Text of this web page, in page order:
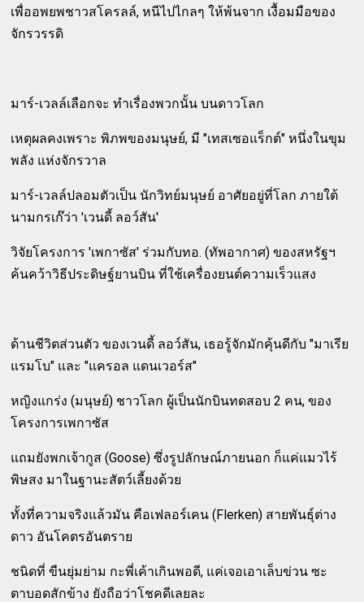
เพื่ออพยพชาวสโครลล์, หนีไปไกลๆ ให้พ้นจาก เงื้อมมือของ
จักรวรรดิ
มาร์-เวลล์เลือกจะ ทำเรื่องพวกนั้น บนดาวโลก
เหตุผลคงเพราะ พิภพของมนุษย์, มี "เทสเซอแร็กต์" หนึ่งในขุม
พลัง แห่งจักรวาล
มาร์-เวลล์ปลอมตัวเป็น นักวิทย์มนุษย์ อาศัยอยู่ที่โลก ภายใต้
นามกรเก๊ว่า 'เวนดี้ ลอว์สัน'
วิจัยโครงการ 'เพกาซัส' ร่วมกับทอ. (ทัพอากาศ) ของสหรัฐฯ
ค้นคว้าวิธีประดิษฐ์ยานบิน ที่ใช้เครื่องยนต์ความเร็วแสง
ด้านชีวิตส่วนตัว ของเวนดี้ ลอว์สัน, เธอรู้จักมักคุ้นดีกับ "มาเรีย
แรมโบ" และ "แครอล แดนเวอร์ส"
หญิงแกร่ง (มนุษย์) ชาวโลก ผู้เป็นนักบินทดสอบ 2 คน, ของ
โครงการเพกาซัส
แถมยังพกเจ้ากูส (Goose) ซึ่งรูปลักษณ์ภายนอก ก็แค่แมวไร้
พิษสง มาในฐานะสัตว์เลี้ยงด้วย
ทั้งที่ความจริงแล้วมัน คือเฟลอร์เคน (Flerken) สายพันธุ์ต่าง
ดาว อันโคตรอันตราย
ชนิดที่ ขืนยุ่มย่าม กะพี่เค้าเกินพอดี, แค่เจอเอาเล็บข่วน ซะ
ตาบอดสักข้าง ยังถือว่าโชคดีเลยละ